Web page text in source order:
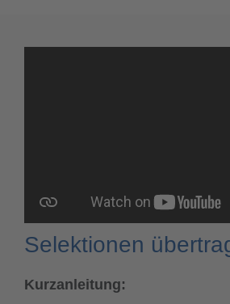
Selektionen
Kurzanleitung: